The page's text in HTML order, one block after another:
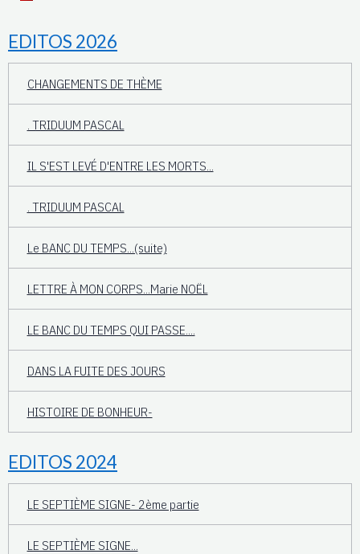
EDITOS 2026
CHANGEMENTS DE THÈME
. TRIDUUM PASCAL
IL S'EST LEVÉ D'ENTRE LES MORTS...
. TRIDUUM PASCAL
Le BANC DU TEMPS...(suite)
LETTRE À MON CORPS...Marie NOËL
LE BANC DU TEMPS QUI PASSE....
DANS LA FUITE DES JOURS
HISTOIRE DE BONHEUR-
EDITOS 2024
LE SEPTIÈME SIGNE- 2ème partie
LE SEPTIÈME SIGNE...